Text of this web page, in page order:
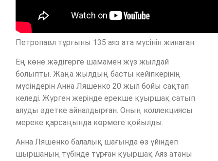
Петропавл тұрғыны 135 аяз ата мүсінін жинаған.
Ең көне жәдігерге шамамен жүз жылдай
болыпты. Жаңа жылдың басты кейіпкерінің
мүсіндерін Анна Ляшенко 20 жыл бойы сақтап
келеді. Жүрген жерінде ерекше қуыршақ сатып
алуды әдетке айналдырған. Оның коллекциясы
мереке қарсаңында көрмеге қойылды.
Анна Ляшенко балалық шағында өз үйіндегі
шыршаның түбінде тұрған қуыршақ Аяз атаны